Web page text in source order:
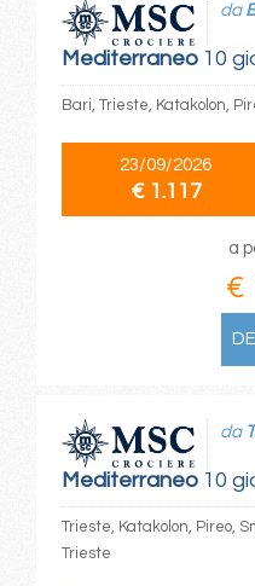
Mediterraneo10
da
Bari, Trieste, Katakolon,
23/09/2026
€ 1.117
a
€
Mediterraneo10
da
Trieste, Katakolon, Pireo,
Trieste